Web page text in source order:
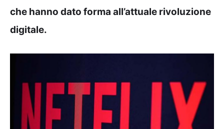
che hanno dato forma all’attuale rivoluzione
digitale.